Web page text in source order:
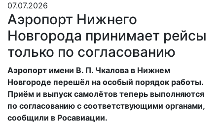
07.07.2026
Аэропорт Нижнего
Новгорода принимает рейсы
только по согласованию
Аэропорт имени В. П. Чкалова в Нижнем
Новгороде перешёл на особый порядок работы.
Приём и выпуск самолётов теперь выполняются
по согласованию с соответствующими органами,
сообщили в Росавиации.